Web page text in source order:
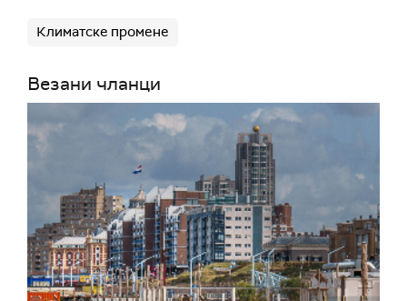
Климатске промене
Везани чланци